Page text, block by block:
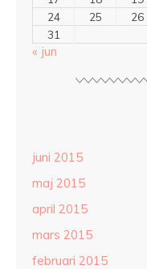
24
25 26
31
« jun
juni 2015
maj 2015
april 2015
mars 2015
februari 2015